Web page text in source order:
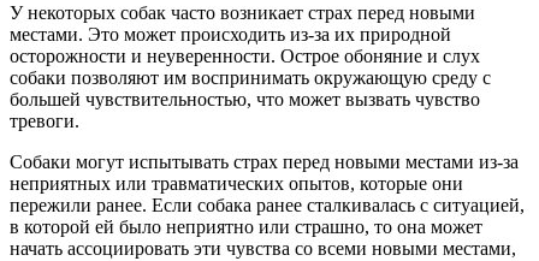
У некоторых собак часто возникает страх перед новыми
местами. Это может происходить из-за их природной
осторожности и неуверенности. Острое обоняние и слух
собаки позволяют им воспринимать окружающую среду с
большей чувствительностью, что может вызвать чувство
тревоги.
Собаки могут испытывать страх перед новыми местами из-за
неприятных или травматических опытов, которые они
пережили ранее. Если собака ранее сталкивалась с ситуацией,
в которой ей было неприятно или страшно, то она может
начать ассоциировать эти чувства со всеми новыми местами,